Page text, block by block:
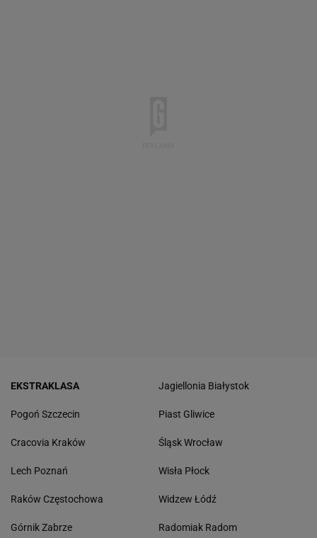
EKSTRAKLASA
Pogoń Szczecin
Cracovia Kraków
Lech Poznań
Raków Częstochowa
Górnik Zabrze
Jagiellonia Białystok
Piast Gliwice
Śląsk Wrocław
Wisła Płock
Widzew Łódź
Radomiak Radom